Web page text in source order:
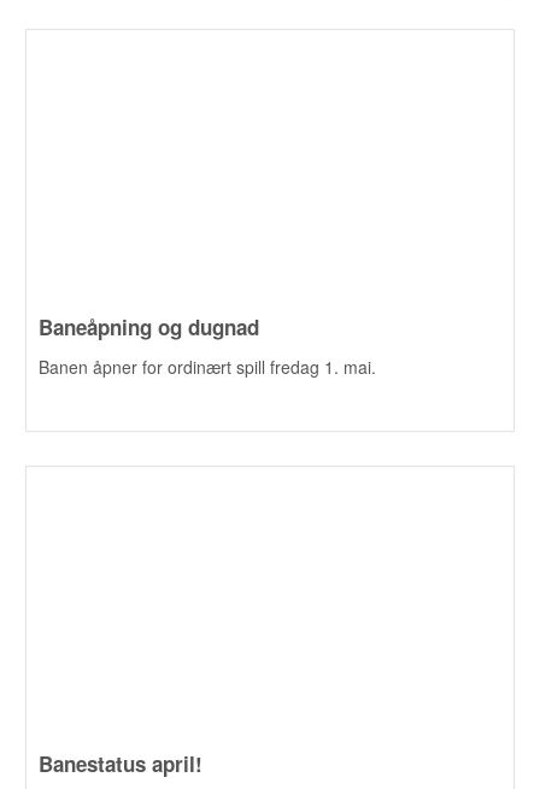
Baneåpning og dugnad
Banen åpner for ordinært spill fredag 1. mai.
Banestatus april!